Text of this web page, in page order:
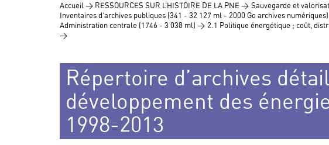
Accueil > RESSOURCES SUR L’HISTOIRE DE LA PNE > Sauvegarde et
Inventaires d’archives publiques (341 - 32 127 ml - 2000 Go archives
Administration centrale (1746 - 3 038 ml) > 2.1 Politique énergétique ; coût,
>
Répertoire d’archives
développement des
1998-2013